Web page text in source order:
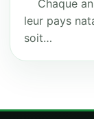
Chaque
leur pays
soit…